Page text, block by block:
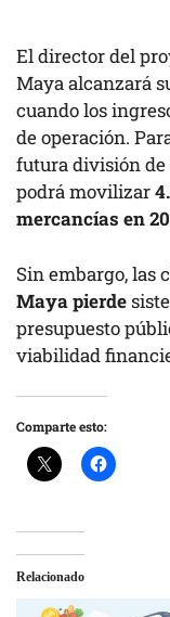
El director del
Maya alcanzará
cuando los
de operación.
futura división de
podrá movilizar
mercancías en
Sin embargo, las
Maya pierde
presupuesto
viabilidad
Comparte esto:
Relacionado